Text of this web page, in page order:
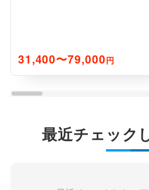
31,400〜79,000円
最近チェック